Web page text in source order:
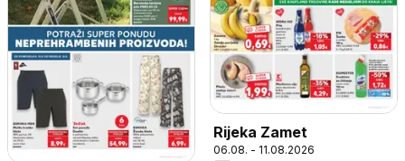
Rijeka Zamet
06.08. - 11.08.2026